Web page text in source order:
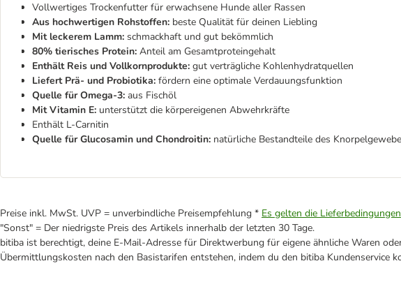
Vollwertiges Trockenfutter für erwachsene Hunde aller Rassen
Aus hochwertigen Rohstoffen: beste Qualität für deinen Liebling
Mit leckerem Lamm: schmackhaft und gut bekömmlich
80% tierisches Protein: Anteil am Gesamtproteingehalt
Enthält Reis und Vollkornprodukte: gut verträgliche Kohlenhydratquellen
Liefert Prä- und Probiotika: fördern eine optimale Verdauungsfunktion
Quelle für Omega-3: aus Fischöl
Mit Vitamin E: unterstützt die körpereigenen Abwehrkräfte
Enthält L-Carnitin
Quelle für Glucosamin und Chondroitin: natürliche Bestandteile des
Preise inkl. MwSt. UVP = unverbindliche Preisempfehlung * Es gelten die Lieferbedingungen
"Sonst" = Der niedrigste Preis des Artikels innerhalb der letzten 30 Tage.
bitiba ist berechtigt, deine E-Mail-Adresse für Direktwerbung für eigene ähnliche Waren
Übermittlungskosten nach den Basistarifen entstehen, indem du den bitiba Kundenservice